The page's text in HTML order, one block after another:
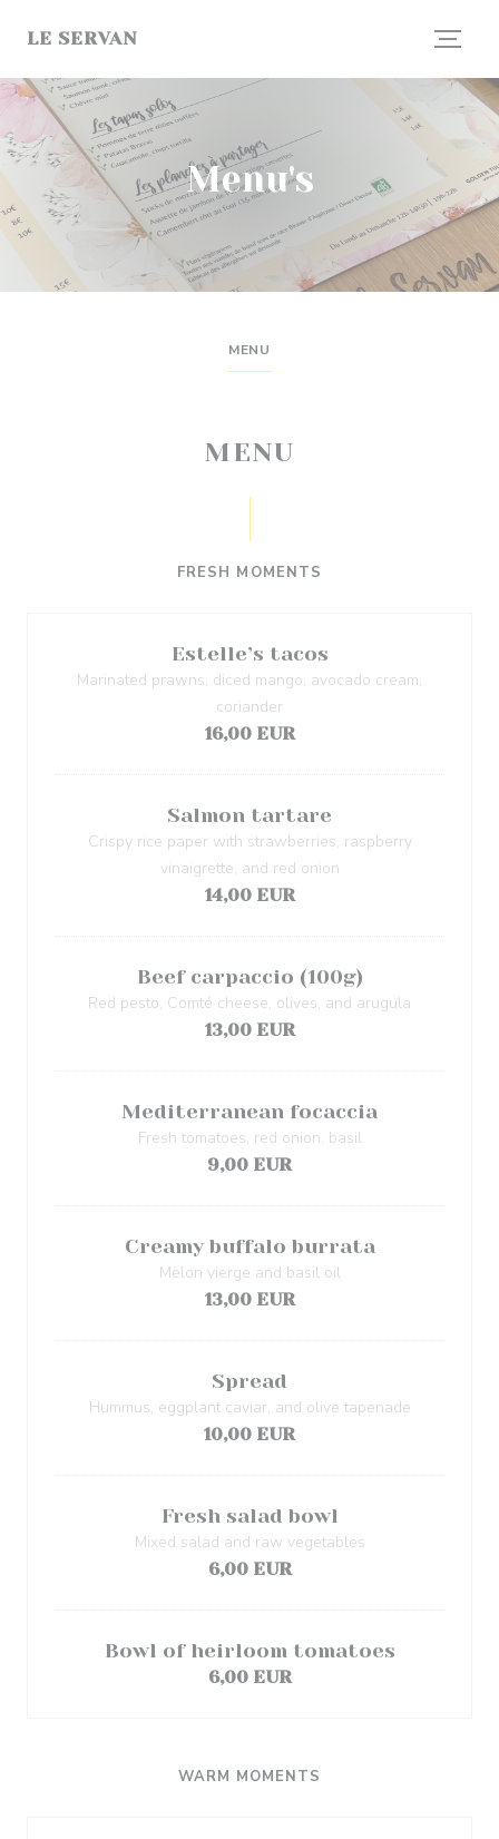
LE SERVAN
Menu's
MENU
MENU
FRESH MOMENTS
Estelle’s tacos
Marinated prawns, diced mango, avocado cream,
coriander
16,00 EUR
Salmon tartare
Crispy rice paper with strawberries, raspberry
vinaigrette, and red onion
14,00 EUR
Beef carpaccio (100g)
Red pesto, Comté cheese, olives, and arugula
13,00 EUR
Mediterranean focaccia
Fresh tomatoes, red onion, basil
9,00 EUR
Creamy buffalo burrata
Melon vierge and basil oil
13,00 EUR
Spread
Hummus, eggplant caviar, and olive tapenade
10,00 EUR
Fresh salad bowl
Mixed salad and raw vegetables
6,00 EUR
Bowl of heirloom tomatoes
6,00 EUR
WARM MOMENTS